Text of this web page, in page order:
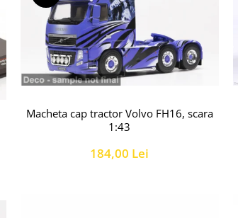
Macheta cap tractor Volvo FH16, scara
1:43
184,00 Lei